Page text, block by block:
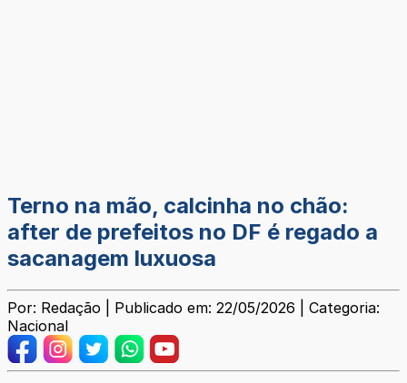
Terno na mão, calcinha no chão:
after de prefeitos no DF é regado a
sacanagem luxuosa
Por: Redação | Publicado em: 22/05/2026 | Categoria:
Nacional